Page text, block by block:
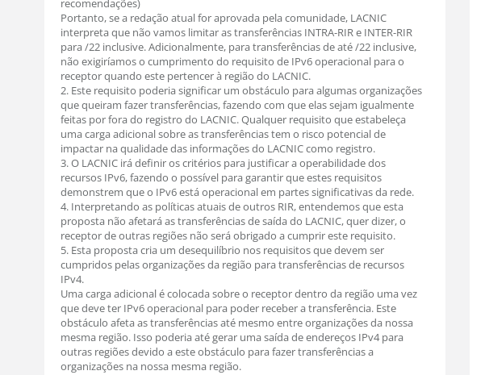
recomendações)
Portanto, se a redação atual for aprovada pela comunidade, LACNIC
interpreta que não vamos limitar as transferências INTRA-RIR e INTER-RIR
para /22 inclusive. Adicionalmente, para transferências de até /22 inclusive,
não exigiríamos o cumprimento do requisito de IPv6 operacional para o
receptor quando este pertencer à região do LACNIC.
2. Este requisito poderia significar um obstáculo para algumas organizações
que queiram fazer transferências, fazendo com que elas sejam igualmente
feitas por fora do registro do LACNIC. Qualquer requisito que estabeleça
uma carga adicional sobre as transferências tem o risco potencial de
impactar na qualidade das informações do LACNIC como registro.
3. O LACNIC irá definir os critérios para justificar a operabilidade dos
recursos IPv6, fazendo o possível para garantir que estes requisitos
demonstrem que o IPv6 está operacional em partes significativas da rede.
4. Interpretando as políticas atuais de outros RIR, entendemos que esta
proposta não afetará as transferências de saída do LACNIC, quer dizer, o
receptor de outras regiões não será obrigado a cumprir este requisito.
5. Esta proposta cria um desequilíbrio nos requisitos que devem ser
cumpridos pelas organizações da região para transferências de recursos
IPv4.
Uma carga adicional é colocada sobre o receptor dentro da região uma vez
que deve ter IPv6 operacional para poder receber a transferência. Este
obstáculo afeta as transferências até mesmo entre organizações da nossa
mesma região. Isso poderia até gerar uma saída de endereços IPv4 para
outras regiões devido a este obstáculo para fazer transferências a
organizações na nossa mesma região.